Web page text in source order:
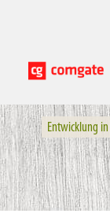
Entwicklung in